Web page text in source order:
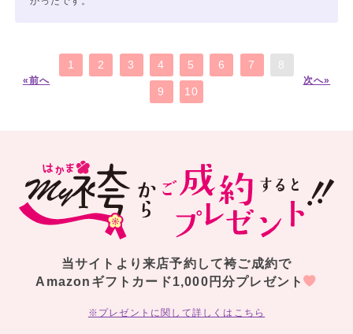
«前へ
1 2 3 4 5 6 7 8
9 10
次へ»
当サイトより来店予約して袴ご成約で
Amazonギフトカード1,000円分プレゼント
※プレゼントに関して詳しくはこちら